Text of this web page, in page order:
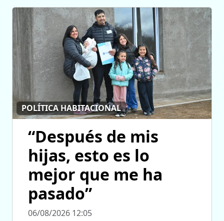
POLÍTICA HABITACIONAL
“Después de mis
hijas, esto es lo
mejor que me ha
pasado”
06/08/2026 12:05